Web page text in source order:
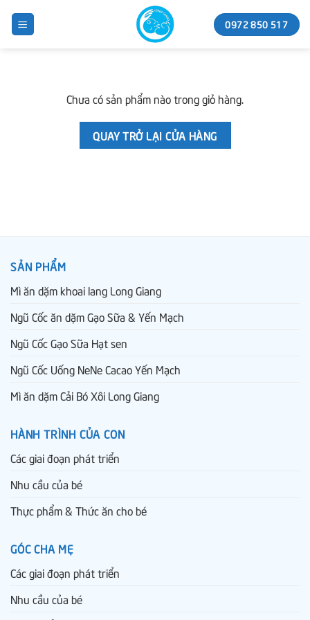
0972 850 517
Chưa có sản phẩm nào trong giỏ hàng.
QUAY TRỞ LẠI CỬA HÀNG
SẢN PHẨM
Mì ăn dặm khoai lang Long Giang
Ngũ Cốc ăn dặm Gạo Sữa & Yến Mạch
Ngũ Cốc Gạo Sữa Hạt sen
Ngũ Cốc Uống NeNe Cacao Yến Mạch
Mì ăn dặm Cải Bó Xôi Long Giang
HÀNH TRÌNH CỦA CON
Các giai đoạn phát triển
Nhu cầu của bé
Thực phẩm & Thức ăn cho bé
GÓC CHA MẸ
Các giai đoạn phát triển
Nhu cầu của bé